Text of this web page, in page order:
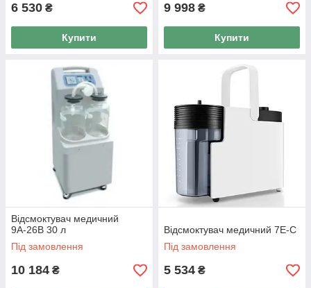
6 530 ₴
Купити
9 998 ₴
Купити
Відсмоктувач медичний
9А-26В 30 л
Під замовлення
10 184 ₴
Відсмоктувач медичний 7E-C
Під замовлення
5 534 ₴